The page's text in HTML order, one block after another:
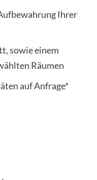
Ihrer
sowie einem
Räumen
auf Anfrage*